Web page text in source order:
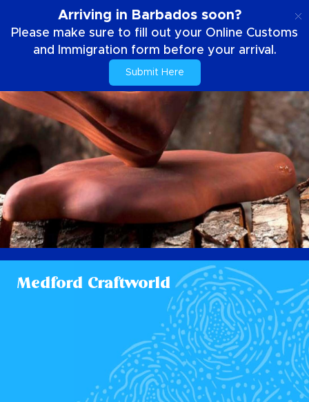
Arriving in Barbados soon?
Please make sure to fill out your Online Customs
and Immigration form before your arrival.
Submit Here
Medford Craftworld